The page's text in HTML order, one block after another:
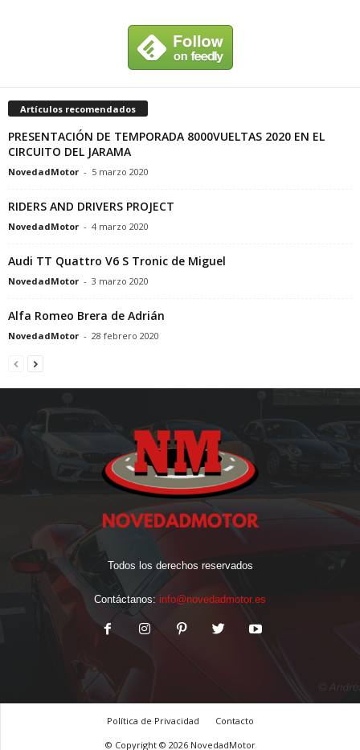
Artículos recomendados
PRESENTACIÓN DE TEMPORADA 8000VUELTAS 2020 EN EL
CIRCUITO DEL JARAMA
NovedadMotor - 5 marzo 2020
RIDERS AND DRIVERS PROJECT
NovedadMotor - 4 marzo 2020
Audi TT Quattro V6 S Tronic de Miguel
NovedadMotor - 3 marzo 2020
Alfa Romeo Brera de Adrián
NovedadMotor - 28 febrero 2020
Todos los derechos reservados
Contáctanos: info@novedadmotor.es
Política de Privacidad
Contacto
© Copyright © 2026 NovedadMotor